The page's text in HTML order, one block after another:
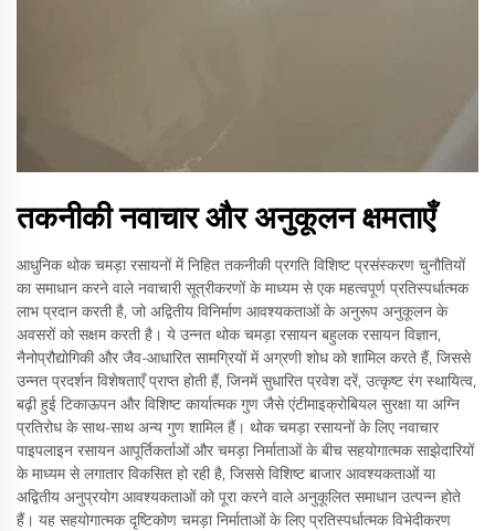
तकनीकी नवाचार और अनुकूलन क्षमताएँ
आधुनिक थोक चमड़ा रसायनों में निहित तकनीकी प्रगति विशिष्ट प्रसंस्करण चुनौतियों
का समाधान करने वाले नवाचारी सूत्रीकरणों के माध्यम से एक महत्वपूर्ण प्रतिस्पर्धात्मक
लाभ प्रदान करती है, जो अद्वितीय विनिर्माण आवश्यकताओं के अनुरूप अनुकूलन के
अवसरों को सक्षम करती है। ये उन्नत थोक चमड़ा रसायन बहुलक रसायन विज्ञान,
नैनोप्रौद्योगिकी और जैव-आधारित सामग्रियों में अग्रणी शोध को शामिल करते हैं, जिससे
उन्नत प्रदर्शन विशेषताएँ प्राप्त होती हैं, जिनमें सुधारित प्रवेश दरें, उत्कृष्ट रंग स्थायित्व,
बढ़ी हुई टिकाऊपन और विशिष्ट कार्यात्मक गुण जैसे एंटीमाइक्रोबियल सुरक्षा या अग्नि
प्रतिरोध के साथ-साथ अन्य गुण शामिल हैं। थोक चमड़ा रसायनों के लिए नवाचार
पाइपलाइन रसायन आपूर्तिकर्ताओं और चमड़ा निर्माताओं के बीच सहयोगात्मक साझेदारियों
के माध्यम से लगातार विकसित हो रही है, जिससे विशिष्ट बाजार आवश्यकताओं या
अद्वितीय अनुप्रयोग आवश्यकताओं को पूरा करने वाले अनुकूलित समाधान उत्पन्न होते
हैं। यह सहयोगात्मक दृष्टिकोण चमड़ा निर्माताओं के लिए प्रतिस्पर्धात्मक विभेदीकरण